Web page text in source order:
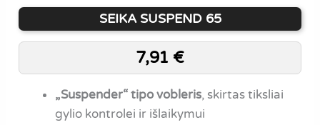
SEIKA SUSPEND 65
7,91 €
„Suspender“ tipo vobleris, skirtas tiksliai
gylio kontrolei ir išlaikymui